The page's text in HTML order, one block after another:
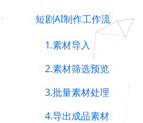
短剧AI制作工作流
1.素材导入
2.素材筛选预览
3.批量素材处理
4.导出成品素材